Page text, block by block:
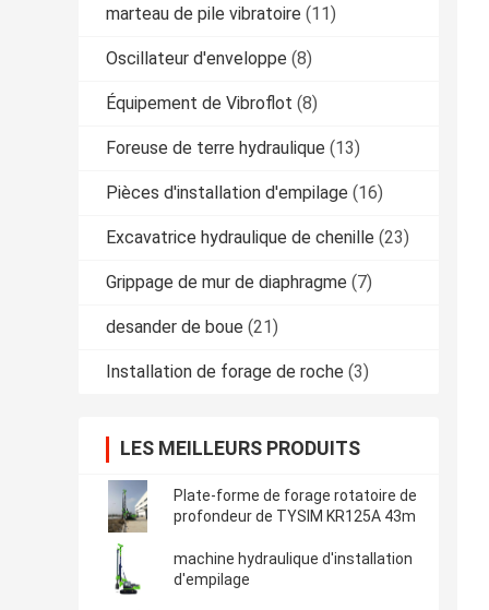
marteau de pile vibratoire (11)
Oscillateur d'enveloppe (8)
Équipement de Vibroflot (8)
Foreuse de terre hydraulique (13)
Pièces d'installation d'empilage (16)
Excavatrice hydraulique de chenille (23)
Grippage de mur de diaphragme (7)
desander de boue (21)
Installation de forage de roche (3)
LES MEILLEURS PRODUITS
Plate-forme de forage rotatoire de
profondeur de TYSIM KR125A 43m
machine hydraulique d'installation
d'empilage